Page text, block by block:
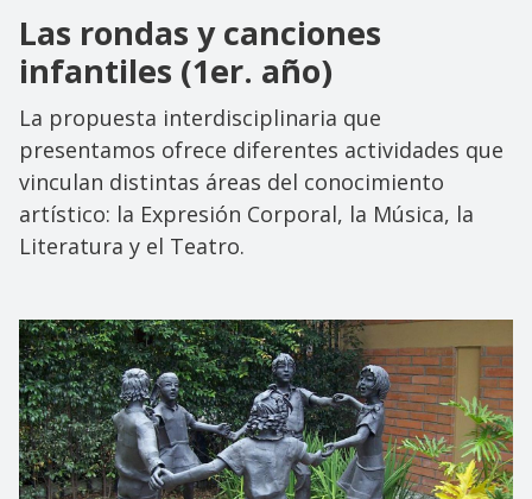
Las rondas y canciones
infantiles (1er. año)
La propuesta interdisciplinaria que
presentamos ofrece diferentes actividades que
vinculan distintas áreas del conocimiento
artístico: la Expresión Corporal, la Música, la
Literatura y el Teatro.